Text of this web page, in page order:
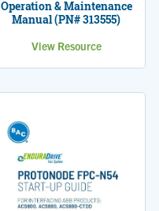
Operation & Maintenance
Manual (PN# 313555)
View Resource